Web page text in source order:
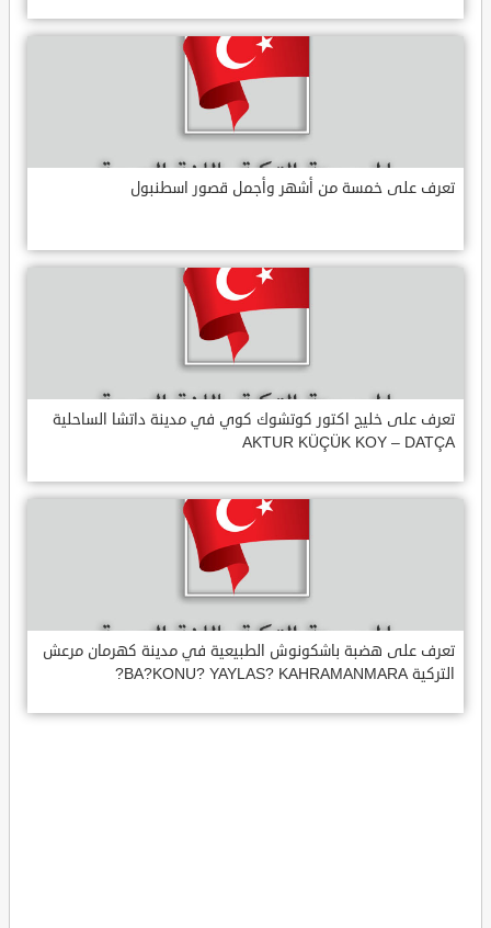
تعرف على خمسة من أشهر وأجمل قصور اسطنبول
تعرف على خليج اكتور كوتشوك كوي في مدينة داتشا الساحلية
AKTUR KÜÇÜK KOY – DATÇA
تعرف على هضبة باشكونوش الطبيعية في مدينة كهرمان مرعش
التركية BA?KONU? YAYLAS? KAHRAMANMARA?